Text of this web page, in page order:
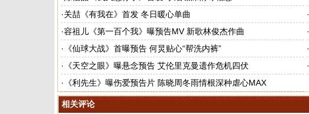
·关喆《有我在》首发 冬日暖心单曲 ·
·容祖儿《第一百个我》曝预告MV 新歌林俊杰作曲 ·
·
《仙球大战》首曝预告 何炅贴心“帮洗内裤” ·
·
《天空之眼》曝悬念预告 艾伦里克曼遗作危机四伏 ·
·
《利先生》曝伤爱预告片 陈晓周冬雨情根深种虐心MAX
相关评论